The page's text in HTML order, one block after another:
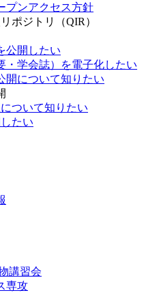
プンアクセス方針
ポジトリ（QIR）
公開したい
・学会誌）を電子化したい
開について知りたい
ついて知りたい
たい
講習会
専攻